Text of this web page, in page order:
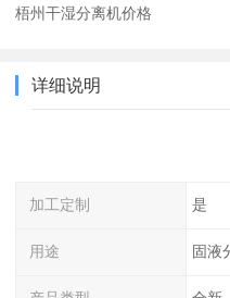
梧州干湿分离机价格
详细说明
加工定制 是
用途 固液